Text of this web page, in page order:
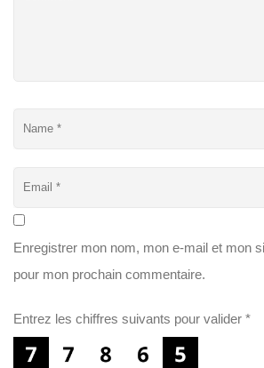
Enregistrer mon nom, mon e-mail et mon
pour mon prochain commentaire.
Entrez les chiffres suivants pour valider *